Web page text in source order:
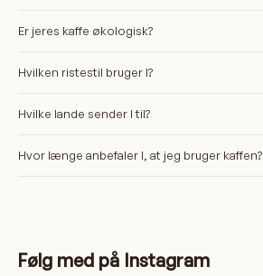
Er jeres kaffe økologisk?
Hvilken ristestil bruger I?
Hvilke lande sender I til?
Hvor længe anbefaler I, at jeg bruger kaffen?
Følg med på Instagram